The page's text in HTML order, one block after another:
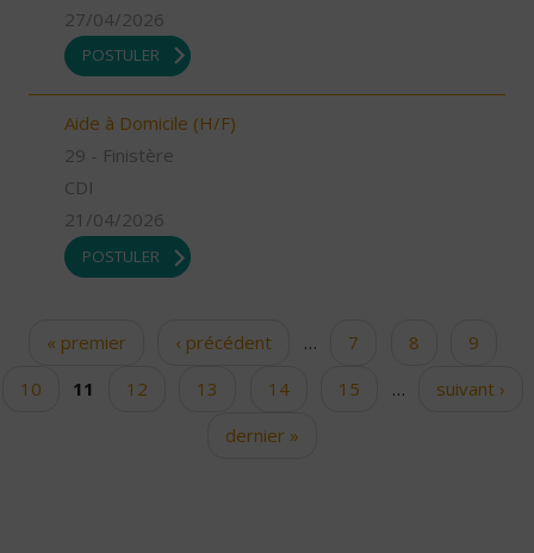
27/04/2026
POSTULER
Aide à Domicile (H/F)
29 - Finistère
CDI
21/04/2026
POSTULER
Pages« premier ‹ précédent … 7 8
9
10
11 12 13 14 15 …
suivant ›
dernier »